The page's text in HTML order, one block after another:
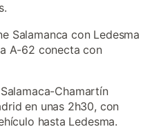
Salamanca con Ledesma
A-62 conecta con
Chamartín
en unas 2h30, con
hasta Ledesma.